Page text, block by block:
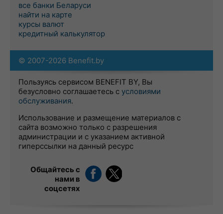
все банки Беларуси
найти на карте
курсы валют
кредитный калькулятор
© 2007-2026 Benefit.by
Пользуясь сервисом BENEFIT BY, Вы
безусловно соглашаетесь с условиями
обслуживания.
Использование и размещение материалов с
сайта возможно только с разрешения
администрации и с указанием активной
гиперссылки на данный ресурс
Общайтесь с
нами в
соцсетях